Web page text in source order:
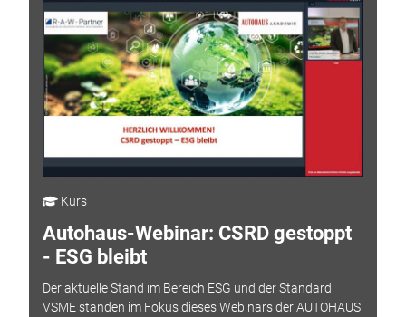
Kurs
Autohaus-Webinar: CSRD gestoppt
- ESG bleibt
Der aktuelle Stand im Bereich ESG und der Standard
VSME standen im Fokus dieses Webinars der AUTOHAUS